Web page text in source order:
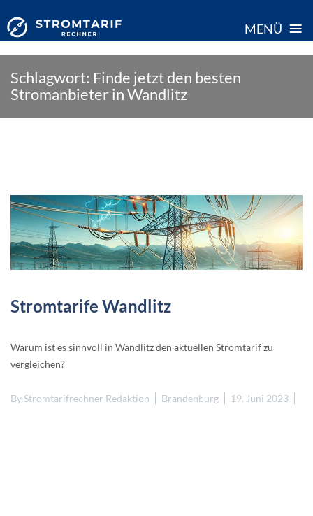
MENÜ ≡
content
Schlagwort: Finde jetzt den besten
Stromanbieter in Wandlitz
Stromtarife Wandlitz
Warum ist es sinnvoll in Wandlitz den aktuellen Stromtarif zu
vergleichen?
By Stromtarifrechner Redaktion Brandenburg 19. Juni 2023